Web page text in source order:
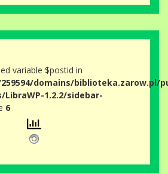
variable $postid in
domains/biblioteka.zarow.pl/
1.2.2/sidebar-
6